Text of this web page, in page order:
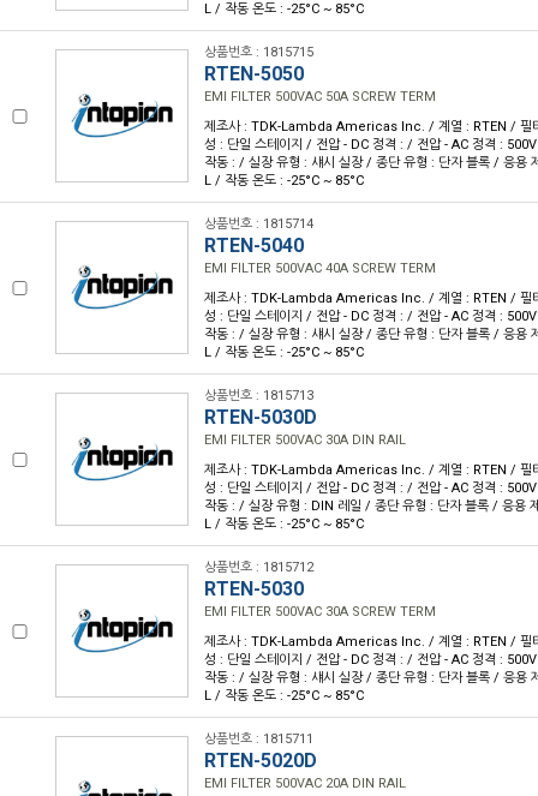
L / 작동 온도 : -25°C ~ 85°C
상품번호 : 1815715
RTEN-5050
EMI FILTER 500VAC 50A SCREW TERM
제조사 : TDK-Lambda Americas Inc. / 계열 : RTEN / 필
성 : 단일 스테이지 / 전압 - DC 정격 : / 전압 - AC 정격 :
작동 : / 실장 유형 : 섀시 실장 / 종단 유형 : 단자 블록 / 응용
L / 작동 온도 : -25°C ~ 85°C
상품번호 : 1815714
RTEN-5040
EMI FILTER 500VAC 40A SCREW TERM
제조사 : TDK-Lambda Americas Inc. / 계열 : RTEN / 필
성 : 단일 스테이지 / 전압 - DC 정격 : / 전압 - AC 정격 :
작동 : / 실장 유형 : 섀시 실장 / 종단 유형 : 단자 블록 / 응용
L / 작동 온도 : -25°C ~ 85°C
상품번호 : 1815713
RTEN-5030D
EMI FILTER 500VAC 30A DIN RAIL
제조사 : TDK-Lambda Americas Inc. / 계열 : RTEN / 필
성 : 단일 스테이지 / 전압 - DC 정격 : / 전압 - AC 정격 :
작동 : / 실장 유형 : DIN 레일 / 종단 유형 : 단자 블록 / 응용
L / 작동 온도 : -25°C ~ 85°C
상품번호 : 1815712
RTEN-5030
EMI FILTER 500VAC 30A SCREW TERM
제조사 : TDK-Lambda Americas Inc. / 계열 : RTEN / 필
성 : 단일 스테이지 / 전압 - DC 정격 : / 전압 - AC 정격 :
작동 : / 실장 유형 : 섀시 실장 / 종단 유형 : 단자 블록 / 응용
L / 작동 온도 : -25°C ~ 85°C
상품번호 : 1815711
RTEN-5020D
EMI FILTER 500VAC 20A DIN RAIL